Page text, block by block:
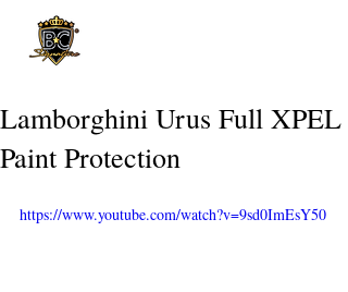
Lamborghini Urus Full XPEL
Paint Protection
https://www.youtube.com/watch?v=9sd0ImEsY50